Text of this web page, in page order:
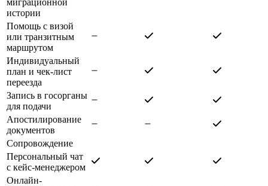
истории
Помощь с визой
или транзитным
маршрутом
Индивидуальный
план и чек-лист
переезда
Запись в госорганы
для подачи
Апостилирование
документов
Сопровождение
Персональный чат
с кейс-менеджером
Онлайн-